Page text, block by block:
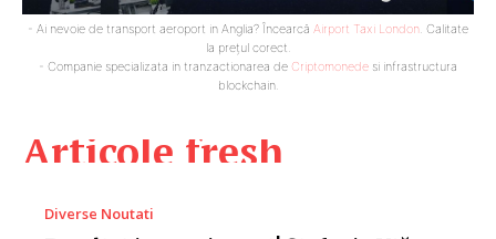
Articole fresh
Diverse Noutati
- Ai nevoie de transport aeroport in Anglia? Încearcă Airport Taxi London. Calitate
la prețul corect.
- Companie specializata in tranzactionarea de Criptomonede si infrastructura
blockchain.